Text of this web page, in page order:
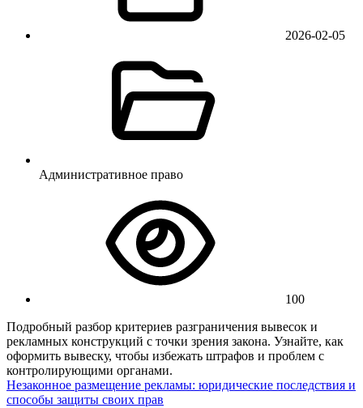
2026-02-05
Административное право
100
Подробный разбор критериев разграничения вывесок и
рекламных конструкций с точки зрения закона. Узнайте, как
оформить вывеску, чтобы избежать штрафов и проблем с
контролирующими органами.
Незаконное размещение рекламы: юридические последствия и
способы защиты своих прав